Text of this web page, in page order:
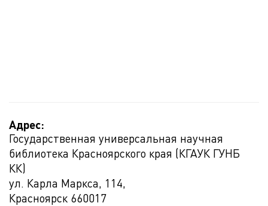
Адрес:
Государственная универсальная научная
библиотека Красноярского края (КГАУК ГУНБ
КК)
ул. Карла Маркса, 114,
Красноярск 660017